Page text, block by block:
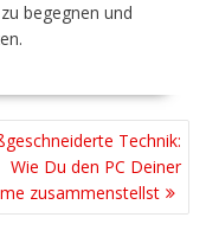
begegnen und
Technik:
Wie Du den PC Deiner
zusammenstellst